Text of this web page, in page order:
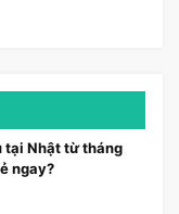
tại Nhật từ tháng
ngay?